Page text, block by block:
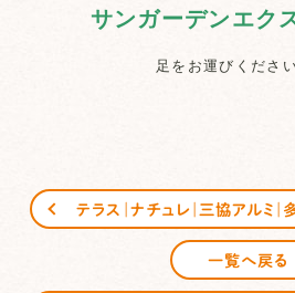
サンガーデンエク
足をお運びくださ
一覧へ戻る